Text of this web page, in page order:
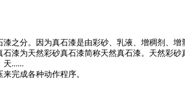
之分。因为真石漆是由彩砂、乳液、增稠剂、
漆为天然彩砂真石漆简称天然真石漆。天然彩
天......
完成各种动作程序。